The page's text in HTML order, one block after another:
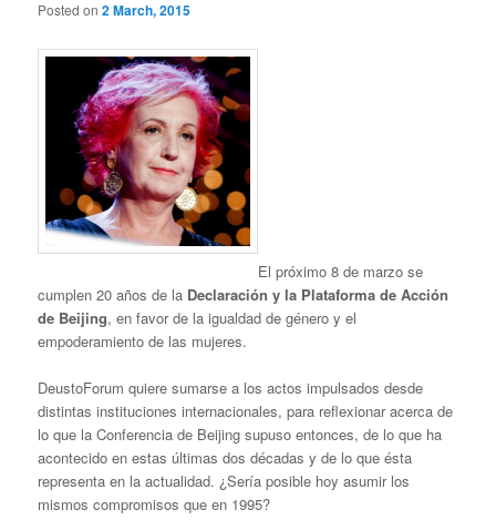
Posted on2 March, 2015
El próximo 8 de marzo se
cumplen 20 años de la Declaración y la Plataforma de Acción
de Beijing, en favor de la igualdad de género y el
empoderamiento de las mujeres.
DeustoForum quiere sumarse a los actos impulsados desde
distintas instituciones internacionales, para reflexionar acerca de
lo que la Conferencia de Beijing supuso entonces, de lo que ha
acontecido en estas últimas dos décadas y de lo que ésta
representa en la actualidad. ¿Sería posible hoy asumir los
mismos compromisos que en 1995?